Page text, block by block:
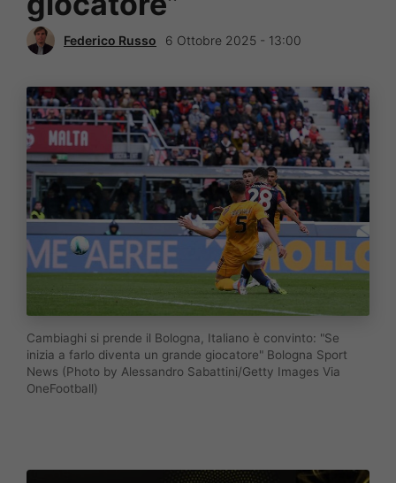
Federico Russo 6 Ottobre 2025 - 13:00
Cambiaghi si prende il Bologna, Italiano è convinto: "Se
inizia a farlo diventa un grande giocatore" Bologna Sport
News (Photo by Alessandro Sabattini/Getty Images Via
OneFootball)